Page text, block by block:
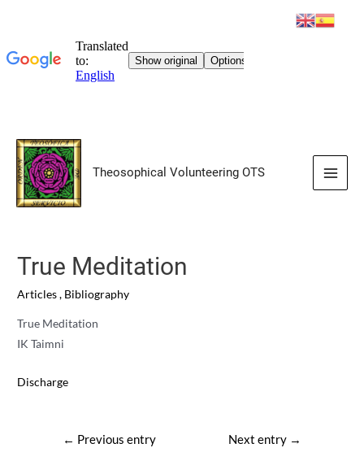
Skip
content
Theosophical Volunteering OTS
Main
True Meditation
Articles, Bibliography
True Meditation
IK Taimni
Discharge
← Previous entry Next entry →